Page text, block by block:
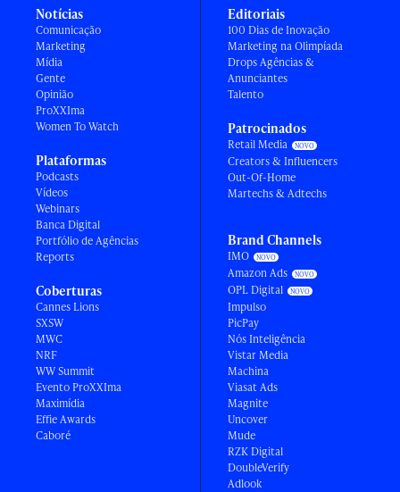
Notícias
Comunicação
Marketing
Mídia
Gente
Opinião
ProXXIma
Women To Watch
Plataformas
Podcasts
Vídeos
Webinars
Banca Digital
Portfólio de Agências
Reports
Coberturas
Cannes Lions
SXSW
MWC
NRF
WW Summit
Evento ProXXIma
Maximídia
Effie Awards
Caboré
Editoriais
100 Dias de Inovação
Marketing na Olimpíada
Drops Agências &
Anunciantes
Talento
Patrocinados
Retail Media
Creators & Influencers
Out-Of-Home
Martechs & Adtechs
Brand Channels
IMO
Amazon Ads
OPL Digital
Impulso
PicPay
Nós Inteligência
Vistar Media
Machina
Viasat Ads
Magnite
Uncover
Mude
RZK Digital
DoubleVerify
Adlook